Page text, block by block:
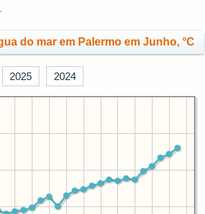
do mar em Palermo em Junho, °C
2025 2024